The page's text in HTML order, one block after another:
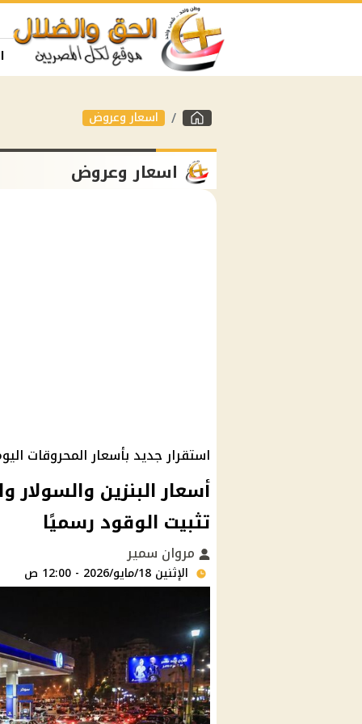
اسعار وعروض
اسعار وعروض
استقرار جديد بأسعار المحروقات
تثبيت الوقود رسميًا
مروان سمير
الإثنين 18/مايو/2026 - 12:00 ص